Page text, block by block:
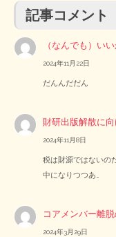
記事コメント
（なんでも）い
2024年11月22日
だんんだだん
財研出版解散に
2024年11月8日
税は財源ではないの
中になりつつあ…
コアメンバー離
2024年3月29日